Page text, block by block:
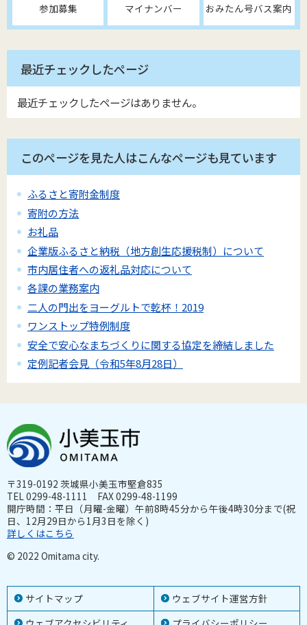
参加募集 マイナンバー おみたん号バス案内
最近チェックしたページ
最近チェックしたページはありません。
このページを見た人はこんなページも見ています
ふるさと寄附金制度
寄附の方法
お礼品
企業版ふるさと納税（地方創生応援税制）について
市内居住者への返礼品対応について
各課の業務案内
二人の門出をヨーグルトで乾杯！2019
ワンストップ特例制度
安全で安心なまちづくりに関する協定を締結しました
定例記者会見（令和5年8月28日）
サイトマップ
ウェブサイト運営方針
〒319-0192 茨城県小美玉市堅倉835
TEL 0299-48-1111 FAX 0299-48-1199
開庁時間：平日（月曜-金曜）午前8時45分から午後4時30分まで(祝
日、12月29日から1月3日を除く)
詳しくはこちら
© 2022 Omitama city.